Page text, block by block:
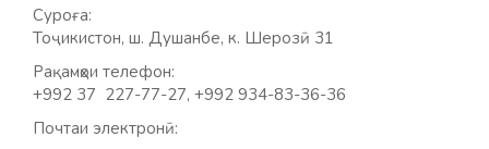
Суроға:
Тоҷикистон, ш. Душанбе, к. Шерозӣ 31
Рақамҳои телефон:
+992 37 227-77-27, +992 934-83-36-36
Почтаи электронӣ: